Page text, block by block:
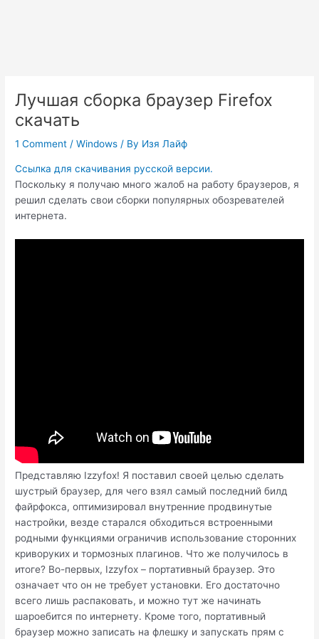
Лучшая сборка браузер Firefox
скачать
1 Comment /Windows / By Изя Лайф
Ссылка для скачивания русской версии.
Поскольку я получаю много жалоб на работу браузеров, я
решил сделать свои сборки популярных обозревателей
интернета.
Представляю Izzyfox! Я поставил своей целью сделать
шустрый браузер, для чего взял самый последний билд
файрфокса, оптимизировал внутренние продвинутые
настройки, везде старался обходиться встроенными
родными функциями ограничив использование сторонних
криворуких и тормозных плагинов. Что же получилось в
итоге? Во-первых, Izzyfox – портативный браузер. Это
означает что он не требует установки. Его достаточно
всего лишь распаковать, и можно тут же начинать
шароебится по интернету. Кроме того, портативный
браузер можно записать на флешку и запускать прям с